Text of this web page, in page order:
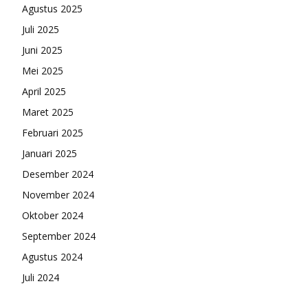
Agustus 2025
Juli 2025
Juni 2025
Mei 2025
April 2025
Maret 2025
Februari 2025
Januari 2025
Desember 2024
November 2024
Oktober 2024
September 2024
Agustus 2024
Juli 2024